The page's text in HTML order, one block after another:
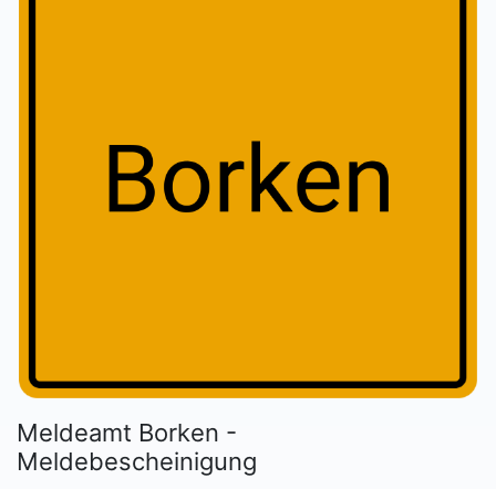
Meldeamt Borken -
Meldebescheinigung